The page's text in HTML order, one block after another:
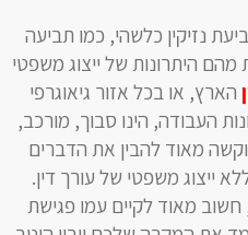
נזיקין כלשהי, כמו תביעה
היתרונות של ייצוג משפטי
הארץ, או בכל אזור גיאוגרפי
העבודה, הינו סבוך, מורכב,
וקשה מאוד להבין את הדברים
ייצוג משפטי של עורך דין.
מאוד לקיים עמו פגישת